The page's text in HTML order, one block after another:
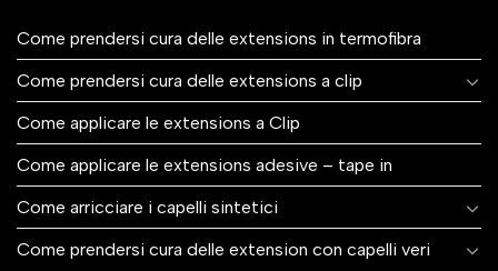
Come prendersi cura delle extensions in termofibra
Come prendersi cura delle extensions a clip
Come applicare le extensions a Clip
Come applicare le extensions adesive – tape in
Come arricciare i capelli sintetici
Come prendersi cura delle extension con capelli veri